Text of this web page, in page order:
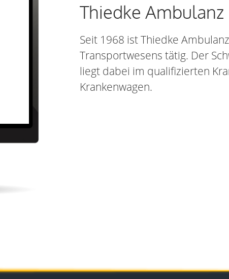
Thiedke Ambulanz
Seit 1968 ist Thiedke
Transportwesens tätig. Der
liegt dabei im qualifizierten
Krankenwagen.